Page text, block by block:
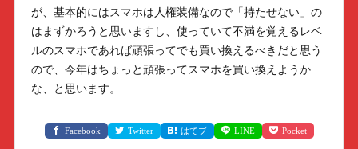
が、基本的にはスマホは人権装備なので「持たせない」の
はまずかろうと思いますし、使っていて不満を覚えるレベ
ルのスマホであれば頑張ってでも買い換えるべきだと思う
ので、今年はちょっと頑張ってスマホを買い換えようか
な、と思います。
Facebook Twitter はてブ LINE Pocket